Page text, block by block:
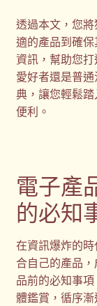
紀念品
結帳
聯絡我們
訂購須知
詢價單
購物車
贈品
透過本文，您
適的產品到確
資訊，幫助您
愛好者還是普
典，讓您輕鬆
便利。
電子產
的必知
在資訊爆炸的
合自己的產品
品前的必知事
體鑑賞，循序